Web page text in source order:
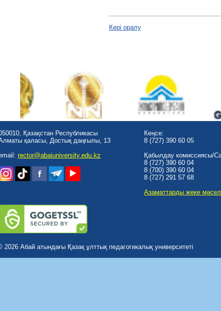
Кері оралу
Қазақстан Республикасы
қаласы, Достық даңғылы, 13
rector@abaiuniversity.edu.kz
Кеңсе:
8 (727) 390 60 05
Қабылдау комиссиясы/
8 (727) 390 60 04
8 (700) 390 60 04
8 (727) 291 57 68
Азаматтарды жеке
2026 Абай атындағы Қазақ ұлттық педагогикалық университеті